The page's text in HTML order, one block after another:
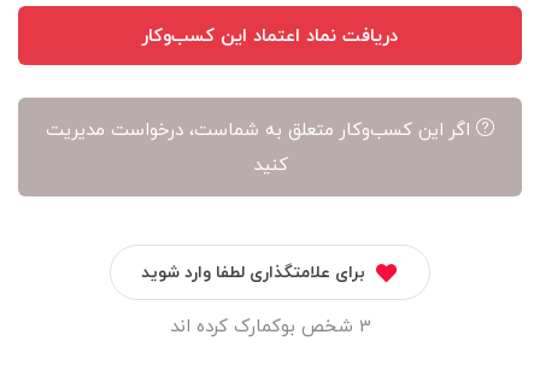
دریافت نماد اعتماد این کسب‌وکار
اگر این کسب‌وکار متعلق به شماست، درخواست مدیریت
کنید
برای علامتگذاری لطفا وارد شوید
3 شخص بوکمارک کرده اند